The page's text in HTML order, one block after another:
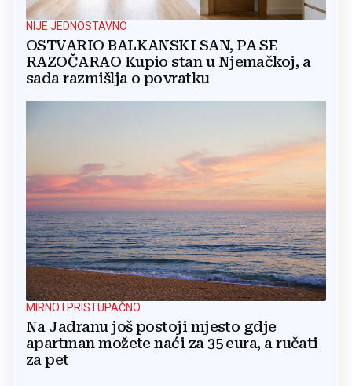
NIJE JEDNOSTAVNO
OSTVARIO BALKANSKI SAN, PA SE
RAZOČARAO Kupio stan u Njemačkoj, a
sada razmišlja o povratku
MIRNO I PRISTUPAČNO
Na Jadranu još postoji mjesto gdje
apartman možete naći za 35 eura, a ručati
za pet